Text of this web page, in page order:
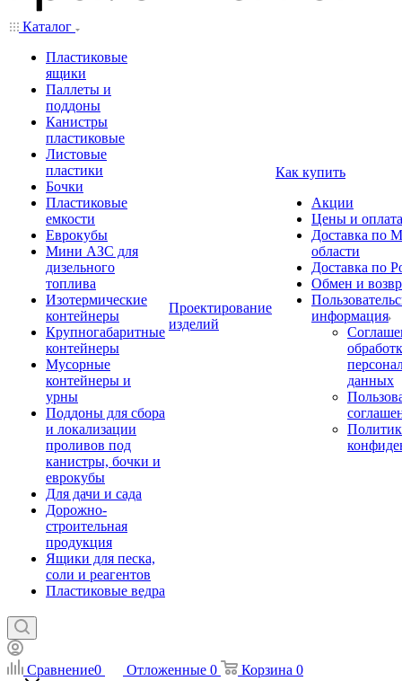
Каталог
Пластиковые
ящики
Паллеты и
поддоны
Канистры
пластиковые
Листовые
пластики
Бочки
Пластиковые
емкости
Еврокубы
Мини АЗС для
дизельного
топлива
Изотермические
контейнеры
Крупногабаритные
контейнеры
Мусорные
контейнеры и
урны
Поддоны для сбора
и локализации
проливов под
канистры, бочки и
еврокубы
Для дачи и сада
Дорожно-
строительная
продукция
Ящики для песка,
соли и реагентов
Пластиковые ведра
Проектирование
изделий
Как купить
Акции
Цены и оплата
Доставка по
области
Доставка по
Обмен и
информация
данных
Сравнение0 Отложенные 0 Корзина 0